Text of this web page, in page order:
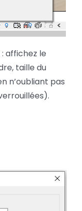
: affichez le
taille du
n’oubliant pas